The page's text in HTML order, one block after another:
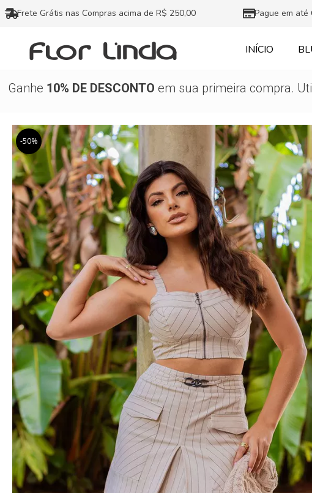
Ir
para
conteúdo
Frete Grátis nas Compras acima de R$ 250,00 Pague em até
INÍCIO
Ganhe 10% DE DESCONTO em sua primeira compra.
-50%